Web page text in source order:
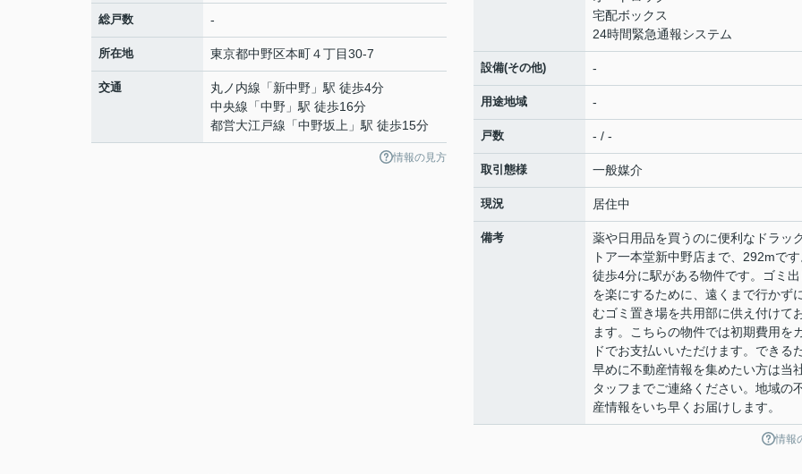
総戸数 -
所在地 東京都中野区本町４丁目30-7
交通 丸ノ内線 「新中野 」駅 徒歩4分
中央線 「中野 」駅 徒歩16分
都営大江戸線 「中野坂上 」駅 徒歩15分
情報の見方
宅配ボックス
24時間緊急通報システム
設備(その他) -
用途地域 -
戸数 - / -
取引態様 一般媒介
現況 居住中
備考
薬や日用品を買うのに便利なドラッ
トア一本堂新中野店まで、292mです
徒歩4分に駅がある物件です。ゴミ出
を楽にするために、遠くまで行かず
むゴミ置き場を共用部に供え付けて
ます。こちらの物件では初期費用を
ドでお支払いいただけます。できる
早めに不動産情報を集めたい方は当
タッフまでご連絡ください。地域の
産情報をいち早くお届けします。
情報